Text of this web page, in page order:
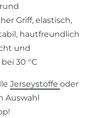
Griff, elastisch,
hautfreundlich
und
30 °C
Jerseystoffe oder
Auswahl